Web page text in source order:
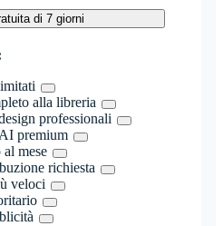
di 7 giorni
alla libreria
professionali
premium
mese
richiesta
veloci